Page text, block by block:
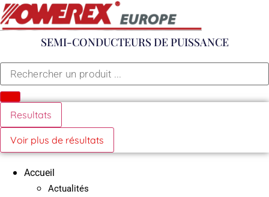
Aller
au
SEMI-CONDUCTEURS DE PUISSANCE
Search
Resultats
Voir plus de résultats
Accueil
Actualités